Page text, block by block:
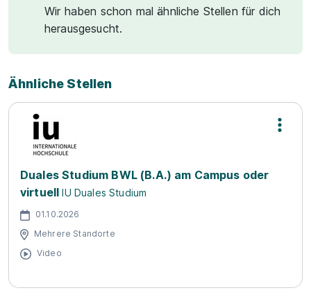
Wir haben schon mal ähnliche Stellen für dich
herausgesucht.
Ähnliche Stellen
Duales Studium BWL (B.A.) am Campus oder
virtuell IU Duales Studium
01.10.2026
Mehrere Standorte
Video